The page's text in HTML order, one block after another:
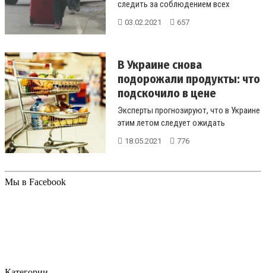
следить за соблюдением всех
условий....
03.02.2021 657
В Украине снова
подорожали продукты: что
подскочило в цене
Эксперты прогнозируют, что в Украине
этим летом следует ожидать
повышения цен на продукты питания....
18.05.2021 776
Мы в Facebook